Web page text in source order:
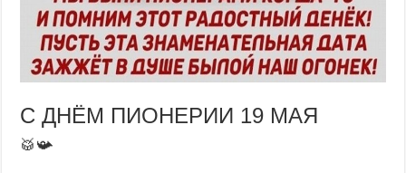
С ДНЁМ ПИОНЕРИИ 19 МАЯ
🥁📯